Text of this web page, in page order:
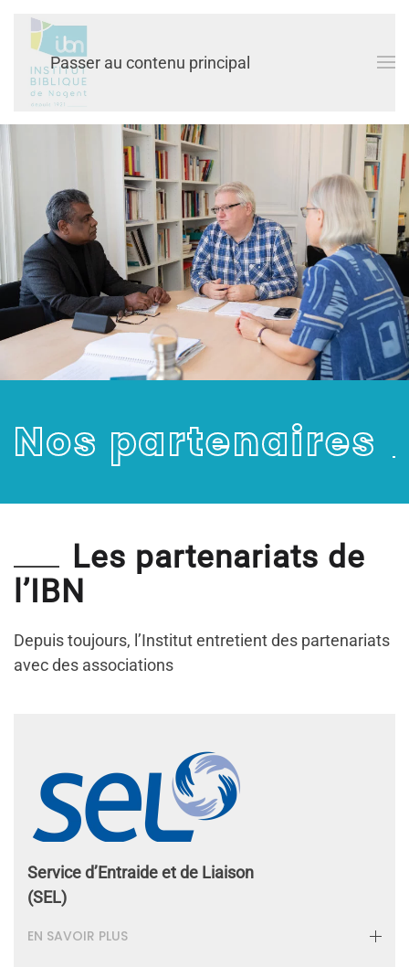
Passer au contenu principal
Nos partenaires
Les partenariats de
l’IBN
Depuis toujours, l’Institut entretient des partenariats
avec des associations
Service d’Entraide et de Liaison
(SEL)
EN SAVOIR PLUS